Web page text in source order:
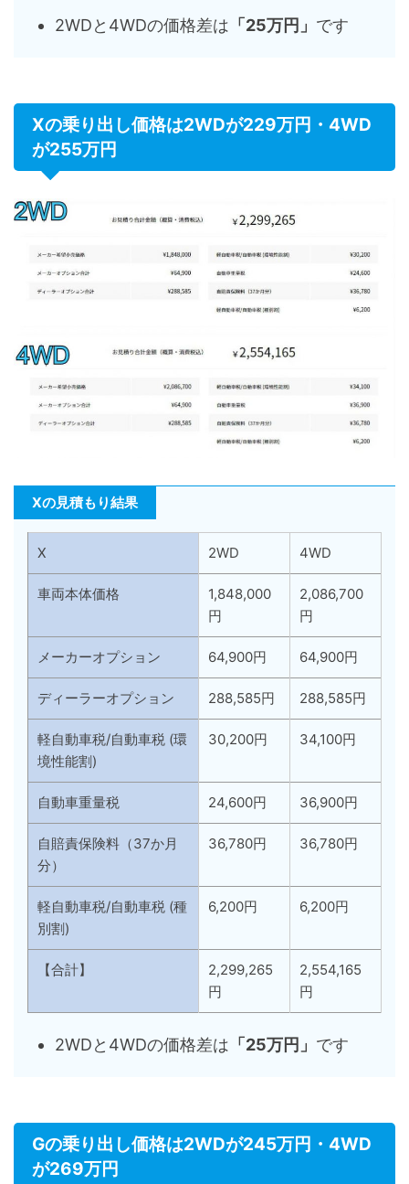
2WDと4WDの価格差は 「25万円」 です
Xの乗り出し価格は2WDが229万円・4WD
が255万円
Xの見積もり結果
X 2WD 4WD
車両本体価格
1,848,000
円
2,086,700
円
メーカーオプション 64,900円 64,900円
ディーラーオプション 288,585円 288,585円
軽自動車税/自動車税 (環
境性能割)
30,200円 34,100円
自動車重量税 24,600円 36,900円
自賠責保険料（37か月
分）
36,780円 36,780円
軽自動車税/自動車税 (種
別割)
6,200円 6,200円
【合計】
2,299,265
円
2,554,165
円
2WDと4WDの価格差は 「25万円」 です
Gの乗り出し価格は2WDが245万円・4WD
が269万円